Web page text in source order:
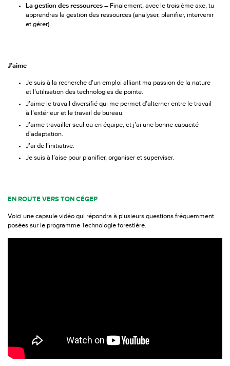
La gestion des ressources – Finalement, avec le troisième axe, tu
apprendras la gestion des ressources (analyser, planifier, intervenir
et gérer).
J’aime
Je suis à la recherche d’un emploi alliant ma passion de la nature
et l’utilisation des technologies de pointe.
J’aime le travail diversifié qui me permet d’alterner entre le travail
à l’extérieur et le travail de bureau.
J’aime travailler seul ou en équipe, et j’ai une bonne capacité
d’adaptation.
J’ai de l’initiative.
Je suis à l’aise pour planifier, organiser et superviser.
EN ROUTE VERS TON CÉGEP
Voici une capsule vidéo qui répondra à plusieurs questions fréquemment
posées sur le programme Technologie forestière.